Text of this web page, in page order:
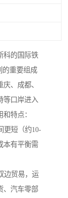
科的国际铁
的重要组成
、成都、
等口岸进入
特点：
更短（约10-
本有平衡需
边贸易，运
、汽车零部